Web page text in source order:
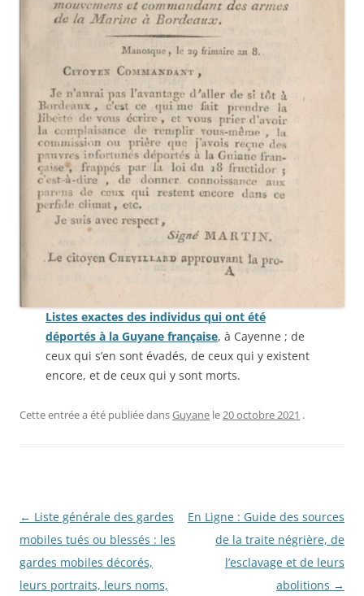
Listes exactes des individus qui ont été
déportés à la Guyane française, à Cayenne ; de
ceux qui s’en sont évadés, de ceux qui y existent
encore, et de ceux qui y sont morts.
Cette entrée a été publiée dansGuyane le20 octobre 2021 .
Navigation
des
articles
← Liste générale des gardes
mobiles tués ou blessés : les
gardes mobiles décorés,
leurs portraits, leurs noms,
En Ligne : Guide des sources
de la traite négrière, de
l’esclavage et de leurs
abolitions →